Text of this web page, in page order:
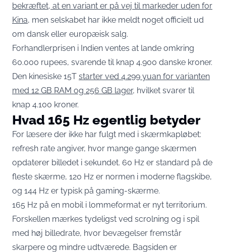
bekræftet, at en variant er på vej til markeder uden for
Kina, men selskabet har ikke meldt noget officielt ud
om dansk eller europæisk salg.
Forhandlerprisen i Indien ventes at lande omkring
60.000 rupees, svarende til knap 4.900 danske kroner.
Den kinesiske 15T starter ved 4.299 yuan for varianten
med 12 GB RAM og 256 GB lager, hvilket svarer til
knap 4.100 kroner.
Hvad 165 Hz egentlig betyder
For læsere der ikke har fulgt med i skærmkapløbet:
refresh rate angiver, hvor mange gange skærmen
opdaterer billedet i sekundet. 60 Hz er standard på de
fleste skærme, 120 Hz er normen i moderne flagskibe,
og 144 Hz er typisk på gaming-skærme.
165 Hz på en mobil i lommeformat er nyt territorium.
Forskellen mærkes tydeligst ved scrolning og i spil
med høj billedrate, hvor bevægelser fremstår
skarpere og mindre udtværede. Bagsiden er